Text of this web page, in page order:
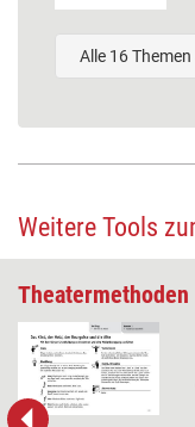
Alle 16
Weitere Tools